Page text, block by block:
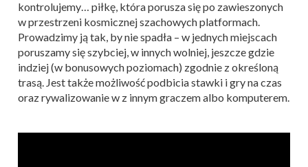
kontrolujemy… piłkę, która porusza się po zawieszonych
w przestrzeni kosmicznej szachowych platformach.
Prowadzimy ją tak, by nie spadła – w jednych miejscach
poruszamy się szybciej, w innych wolniej, jeszcze gdzie
indziej (w bonusowych poziomach) zgodnie z określoną
trasą. Jest także możliwość podbicia stawki i gry na czas
oraz rywalizowanie w z innym graczem albo komputerem.